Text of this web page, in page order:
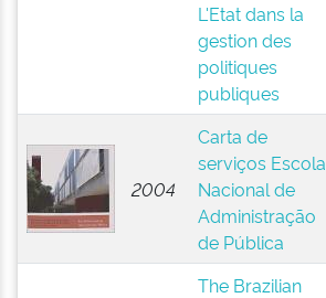
L'Etat dans la
gestion des
politiques
publiques
2004
Carta de
serviços Escola
Nacional de
Administração
de Pública
The Brazilian